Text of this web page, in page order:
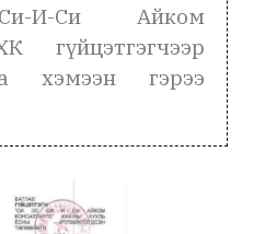
И-Си Айком
гүйцэтгэгчээр
хэмээн гэрээ